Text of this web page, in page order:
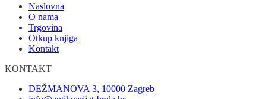
Naslovna
O nama
Trgovina
Otkup knjiga
Kontakt
KONTAKT
DEŽMANOVA 3, 10000 Zagreb